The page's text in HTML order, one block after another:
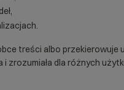
treści albo
zrozumiała dla różnych